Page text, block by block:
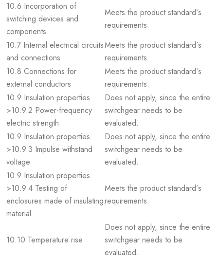
10.6 Incorporation of
switching devices and
components
Meets the product standard´s
requirements.
10.7 Internal electrical circuits
and connections
Meets the product standard´s
requirements.
10.8 Connections for
external conductors
Meets the product standard´s
requirements.
10.9 Insulation properties
>10.9.2 Power-frequency
electric strength
Does not apply, since the entire
switchgear needs to be
evaluated.
10.9 Insulation properties
>10.9.3 Impulse withstand
voltage
Does not apply, since the entire
switchgear needs to be
evaluated.
10.9 Insulation properties
>10.9.4 Testing of
enclosures made of insulating
material
Meets the product standard´s
requirements.
10.10 Temperature rise
Does not apply, since the entire
switchgear needs to be
evaluated.